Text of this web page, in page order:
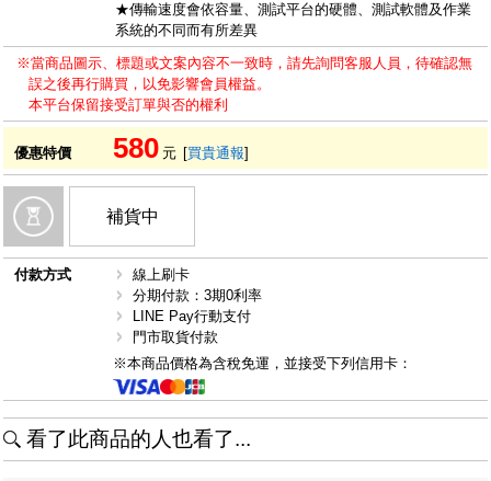
★傳輸速度會依容量、測試平台的硬體、測試軟體及作業
系統的不同而有所差異
※當商品圖示、標題或文案內容不一致時，請先詢問客服人員，待確認無
誤之後再行購買，以免影響會員權益。
本平台保留接受訂單與否的權利
優惠特價 580 元 [買貴通報]
補貨中
付款方式
線上刷卡
分期付款：3期0利率
LINE Pay行動支付
門市取貨付款
※本商品價格為含稅免運，並接受下列信用卡：
看了此商品的人也看了...